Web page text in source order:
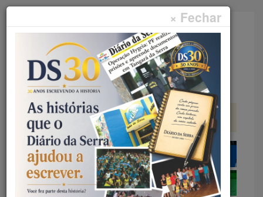
× Fechar
Faça sua pesquisa...
Menu